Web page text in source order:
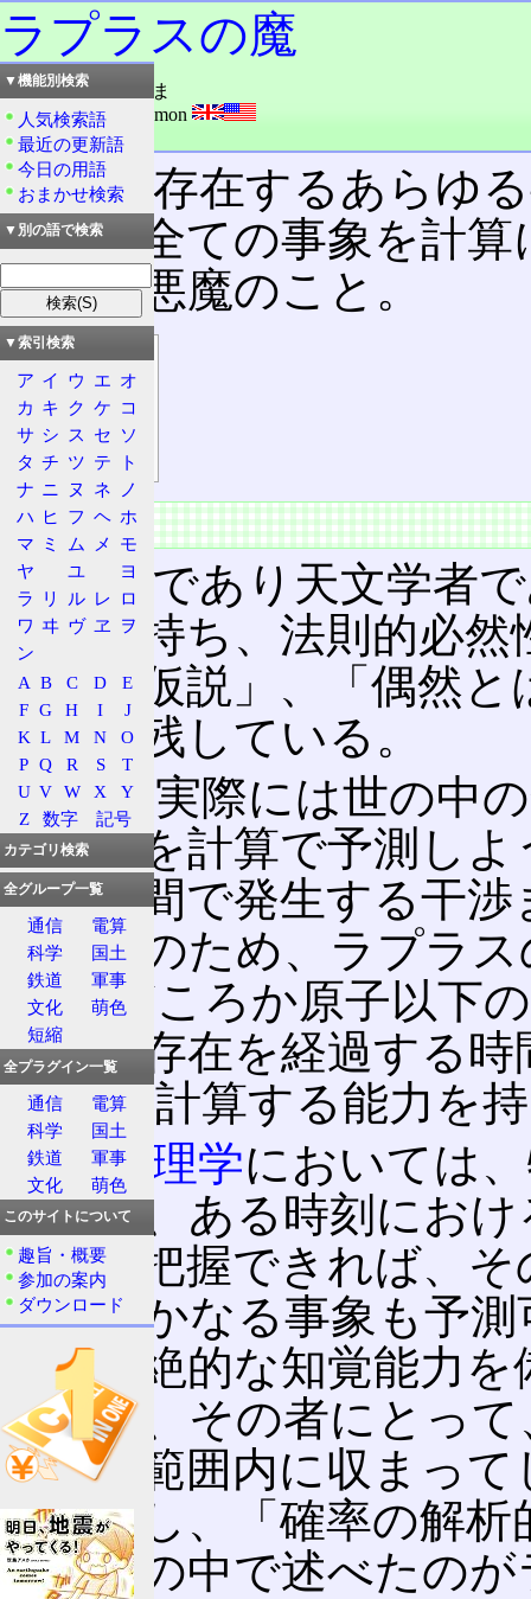
ラプラスの魔
読み：ラプラスのま
外語：Laplace's Demon
品詞：名詞
宇宙に存在するあらゆ
知り、全ての事象を計
持った悪魔のこと。
目次
起源
ラプラスの魔
現状
起源
数学者であり天文学者
然観を持ち、法則的必
無用の仮説」、「偶然
言葉を残している。
しかし実際には世の中
の運動を計算で予測し
現象の間で発生する干
い。このため、ラプラ
の塵(どころか原子以下
全ての存在を経過する
以内に)計算する能力を
古典物理学においては
であり、ある時刻にお
状態を把握できれば、
するいかなる事象も予
うに超絶的な知覚能力
ならば、その者にとっ
予想の範囲内に収まっ
を想像し、「確率の解析
う書物の中で述べたの
▼機能別検索
人気検索語
最近の更新語
今日の用語
おまかせ検索
▼別の語で検索
▼索引検索
ア イ ウ エ オ
カ キ ク ケ コ
サ シ ス セ ソ
タ チ ツ テ
ト
ナ ニ ヌ ネ
ノ
ハ ヒ フ ヘ ホ
マ ミ ム メ
モ
ヤ
ユ
ヨ
ラ
リ ル レ ロ
ワ ヰ ヴ ヱ
ヲ
ン
A B C D
E
F G H I
J
K L M N
O
P Q R S
T
U V W X
Y
Z
数字 記号
カテゴリ検索
全グループ一覧
通信
電算
科学
国土
鉄道
軍事
文化
萌色
短縮
全プラグイン一覧
通信
電算
科学
国土
鉄道
軍事
文化
萌色
このサイトについて
趣旨・概要
参加の案内
ダウンロード